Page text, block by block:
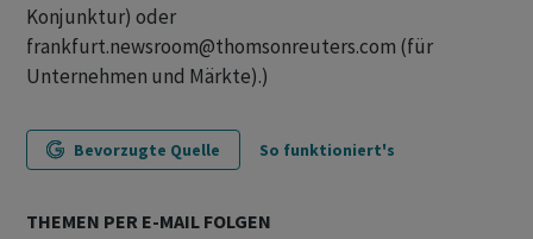
Konjunktur) oder
frankfurt.newsroom@thomsonreuters.com (für
Unternehmen und Märkte).)
Bevorzugte Quelle So funktioniert's
THEMEN PER E-MAIL FOLGEN